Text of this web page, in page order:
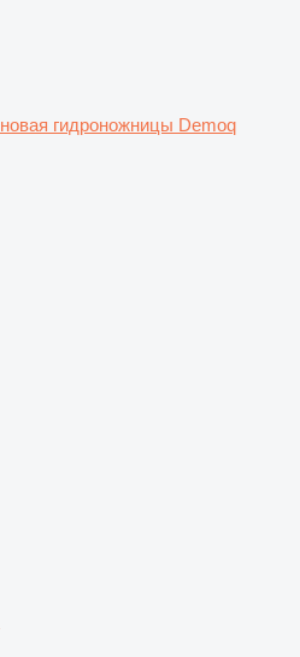
новая гидроножницы Demoq